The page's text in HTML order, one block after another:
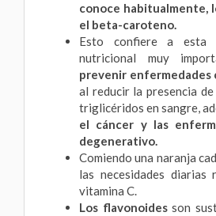
conoce habitualmente,
el beta-caroteno.
Esto confiere a esta
nutricional muy
prevenir enfermedades
al reducir la presencia
triglicéridos en sangre,
el cáncer y las
degenerativo.
Comiendo una naranja
las necesidades diarias
vitamina C.
Los flavonoidesson